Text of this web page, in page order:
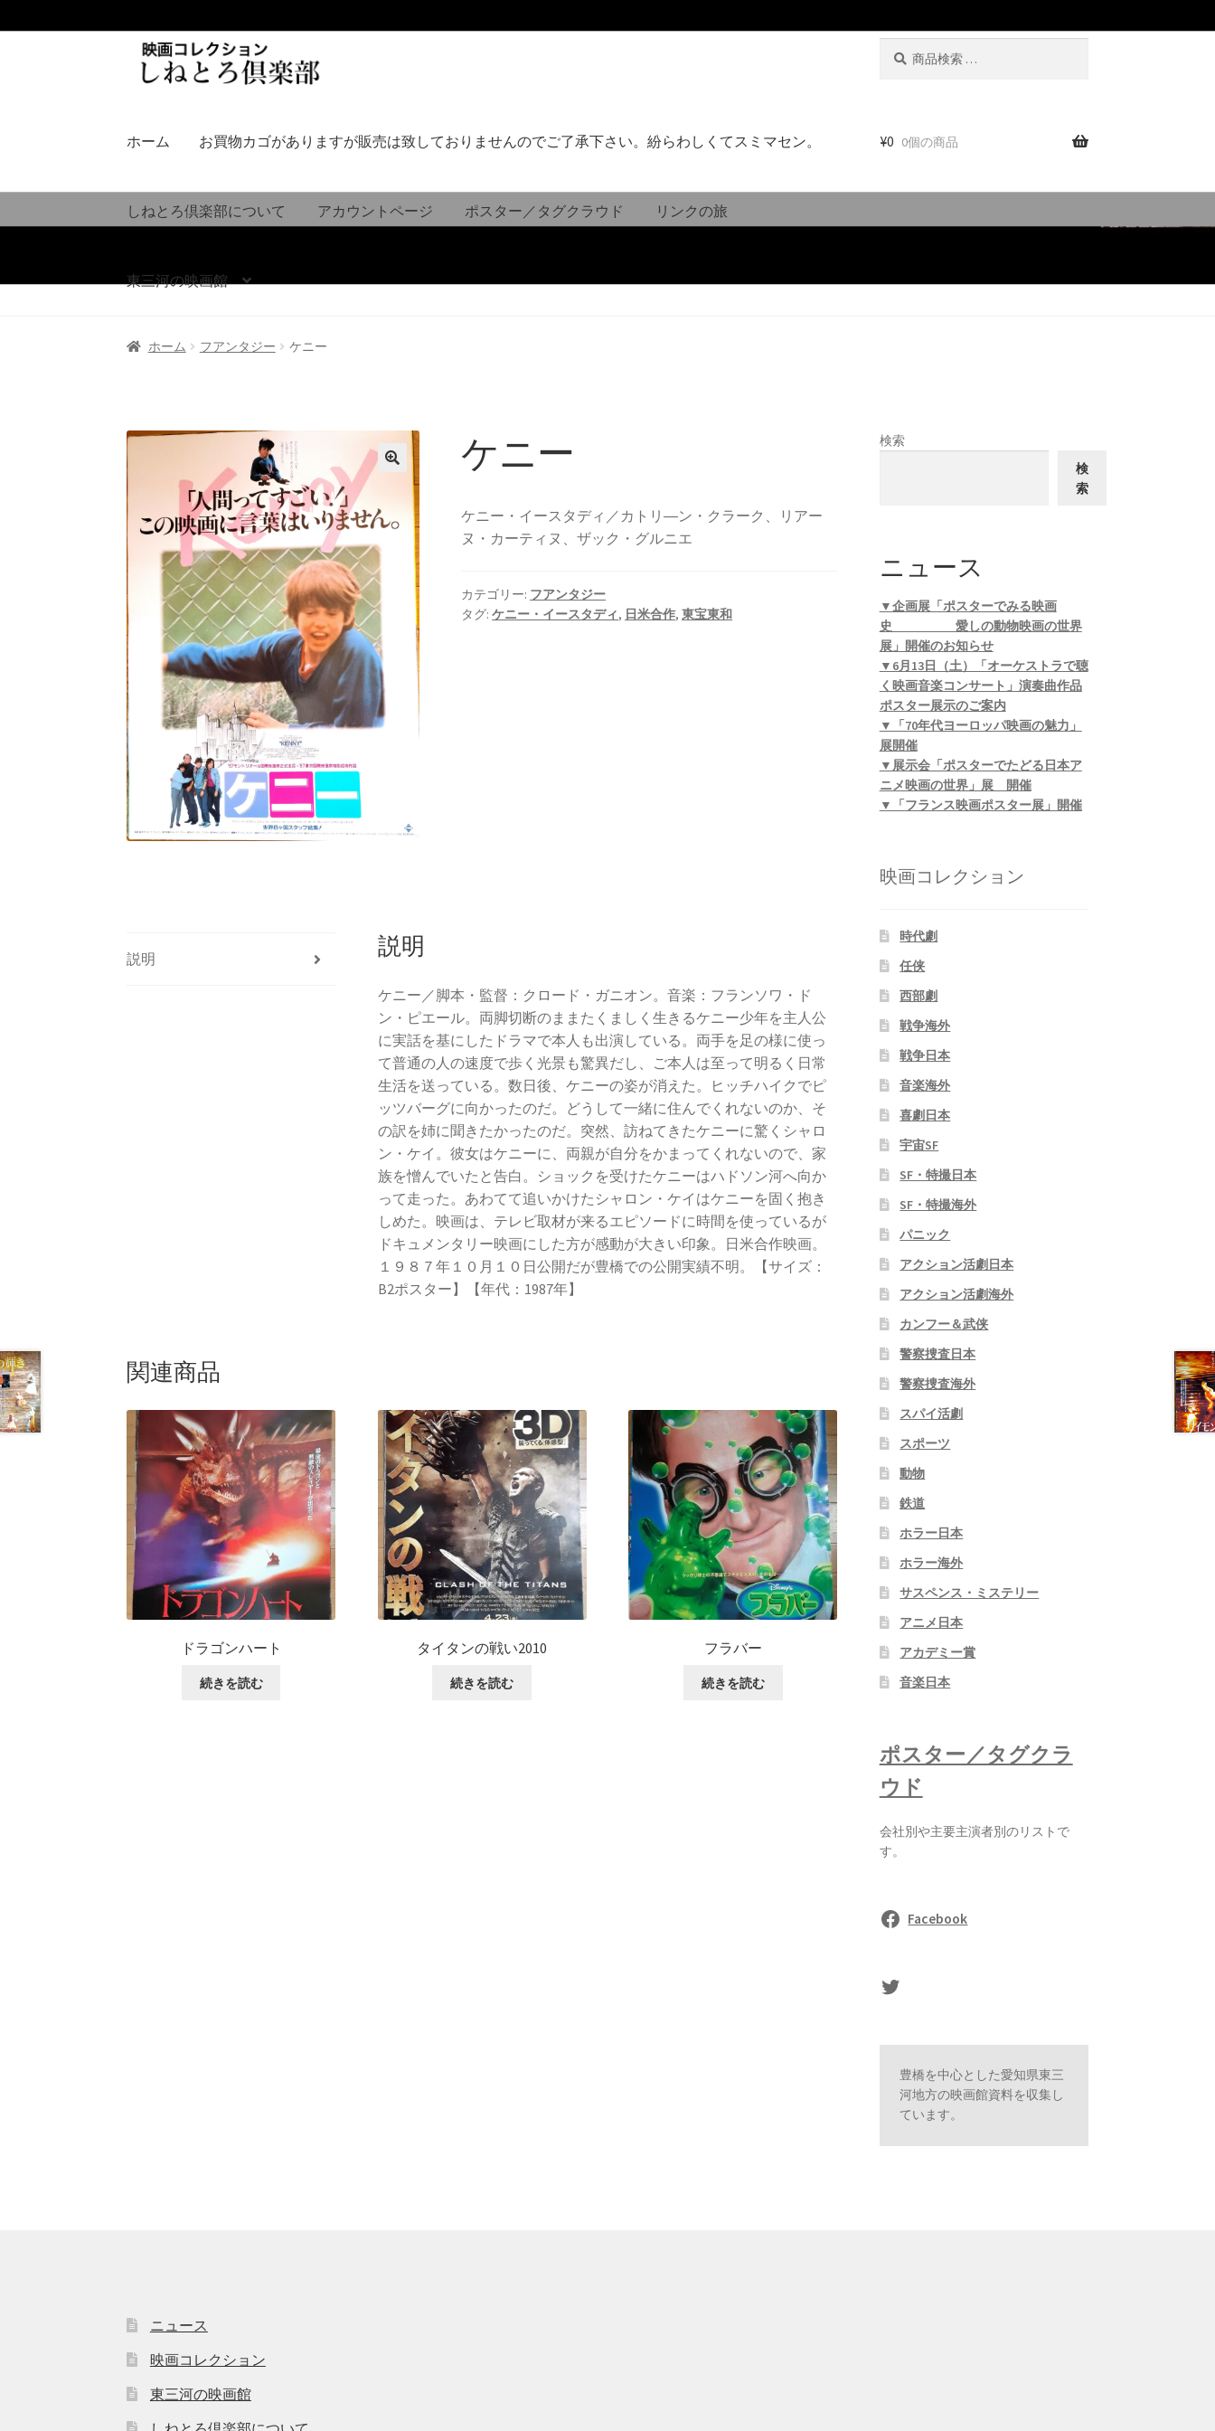
シ
へ
ス
ッ
ツ
キ
ッ
ホーム お買物カゴがありますが販売は致しておりませんのでご了承下さい。紛らわしくてスミマセン。
しねとろ倶楽部について アカウントページ ポスター／タグクラウド リンクの旅
東三河の映画館
¥0 0個の商品
ホーム フアンタジー ケニー
ケニー
ケニー・イースタディ／カトリ―ン・クラーク、リアー
ヌ・カーティヌ、ザック・グルニエ
カテゴリー: フアンタジー
タグ:ケニー・イースタディ, 日米合作,東宝東和
説明 説明
ケニー／脚本・監督：クロード・ガニオン。音楽：フランソワ・ド
ン・ピエール。両脚切断のままたくましく生きるケニー少年を主人公
に実話を基にしたドラマで本人も出演している。両手を足の様に使っ
て普通の人の速度で歩く光景も驚異だし、ご本人は至って明るく日常
生活を送っている。数日後、ケニーの姿が消えた。ヒッチハイクでピ
ッツバーグに向かったのだ。どうして一緒に住んでくれないのか、そ
の訳を姉に聞きたかったのだ。突然、訪ねてきたケニーに驚くシャロ
ン・ケイ。彼女はケニーに、両親が自分をかまってくれないので、家
族を憎んでいたと告白。ショックを受けたケニーはハドソン河へ向か
って走った。あわてて追いかけたシャロン・ケイはケニーを固く抱き
しめた。映画は、テレビ取材が来るエピソードに時間を使っているが
ドキュメンタリー映画にした方が感動が大きい印象。日米合作映画。
１９８７年１０月１０日公開だが豊橋での公開実績不明。【サイズ：
B2ポスター】【年代：1987年】
関連商品
ドラゴンハート
続きを読む
タイタンの戦い2010
続きを読む
フラバー
続きを読む
検索
検
索
ニュース
▼企画展「ポスターでみる映画
史 愛しの動物映画の世界
展」開催のお知らせ
▼6月13日（土）「オーケストラで聴
く映画音楽コンサート」演奏曲作品
ポスター展示のご案内
▼「70年代ヨーロッパ映画の魅力」
展開催
▼展示会「ポスターでたどる日本ア
ニメ映画の世界」展 開催
▼「フランス映画ポスター展」開催
映画コレクション
時代劇
任侠
西部劇
戦争海外
戦争日本
音楽海外
喜劇日本
宇宙SF
SF・特撮日本
SF・特撮海外
パニック
アクション活劇日本
アクション活劇海外
カンフー＆武侠
警察捜査日本
警察捜査海外
スパイ活劇
スポーツ
動物
鉄道
ホラー日本
ホラー海外
サスペンス・ミステリー
アニメ日本
アカデミー賞
音楽日本
ポスター／タグクラ
ウド
会社別や主要主演者別のリストで
す。
Facebook
sasaki's Twitter
豊橋を中心とした愛知県東三
河地方の映画館資料を収集し
ています。
ニュース
映画コレクション
東三河の映画館